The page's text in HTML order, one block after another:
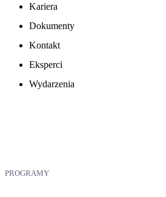
Kariera
Dokumenty
Kontakt
Eksperci
Wydarzenia
PROGRAMY